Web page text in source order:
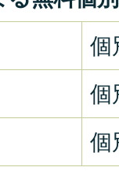
個
個
個